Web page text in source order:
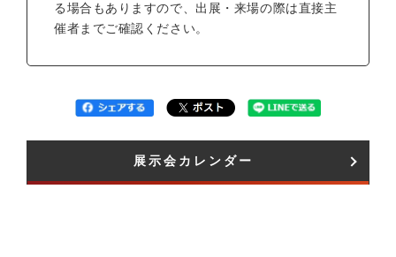
る場合もありますので、出展・来場の際は直接主
催者までご確認ください。
展示会カレンダー​